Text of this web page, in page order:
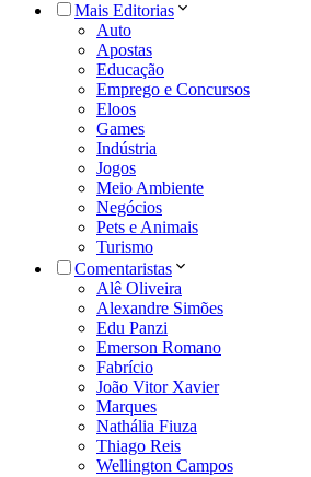
Mais Editorias
Auto
Apostas
Educação
Emprego e Concursos
Eloos
Games
Indústria
Jogos
Meio Ambiente
Negócios
Pets e Animais
Turismo
Comentaristas
Alê Oliveira
Alexandre Simões
Edu Panzi
Emerson Romano
Fabrício
João Vitor Xavier
Marques
Nathália Fiuza
Thiago Reis
Wellington Campos